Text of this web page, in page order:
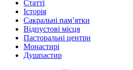
Статті
Історія
Сакральні пам’ятки
Відпустові місця
Пасторальні центри
Монастирі
Душпастир